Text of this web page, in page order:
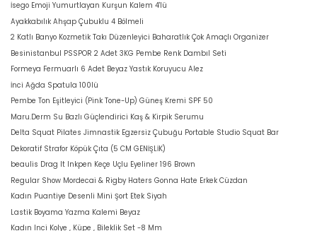
İsego Emoji Yumurtlayan Kurşun Kalem 4'lü
Ayakkabılık Ahşap Çubuklu 4 Bölmeli
2 Katlı Banyo Kozmetik Takı Düzenleyici Baharatlık Çok Amaçlı Organizer
Besinistanbul PSSPOR 2 Adet 3KG Pembe Renk Dambıl Seti
Formeya Fermuarlı 6 Adet Beyaz Yastık Koruyucu Alez
İnci Ağda Spatula 100lü
Pembe Ton Eşitleyici (Pink Tone-Up) Güneş Kremi SPF 50
Maru.Derm Su Bazlı Güçlendirici Kaş & Kirpik Serumu
Delta Squat Pilates Jimnastik Egzersiz Çubuğu Portable Studio Squat Bar
Dekoratif Strafor Köpük Çıta (5 CM GENİŞLİK)
beaulis Drag It Inkpen Keçe Uçlu Eyeliner 196 Brown
Regular Show Mordecai & Rigby Haters Gonna Hate Erkek Cüzdan
Kadın Puantiye Desenli Mini Şort Etek Siyah
Lastik Boyama Yazma Kalemi Beyaz
Kadın Inci Kolye , Küpe , Bileklik Set -8 Mm